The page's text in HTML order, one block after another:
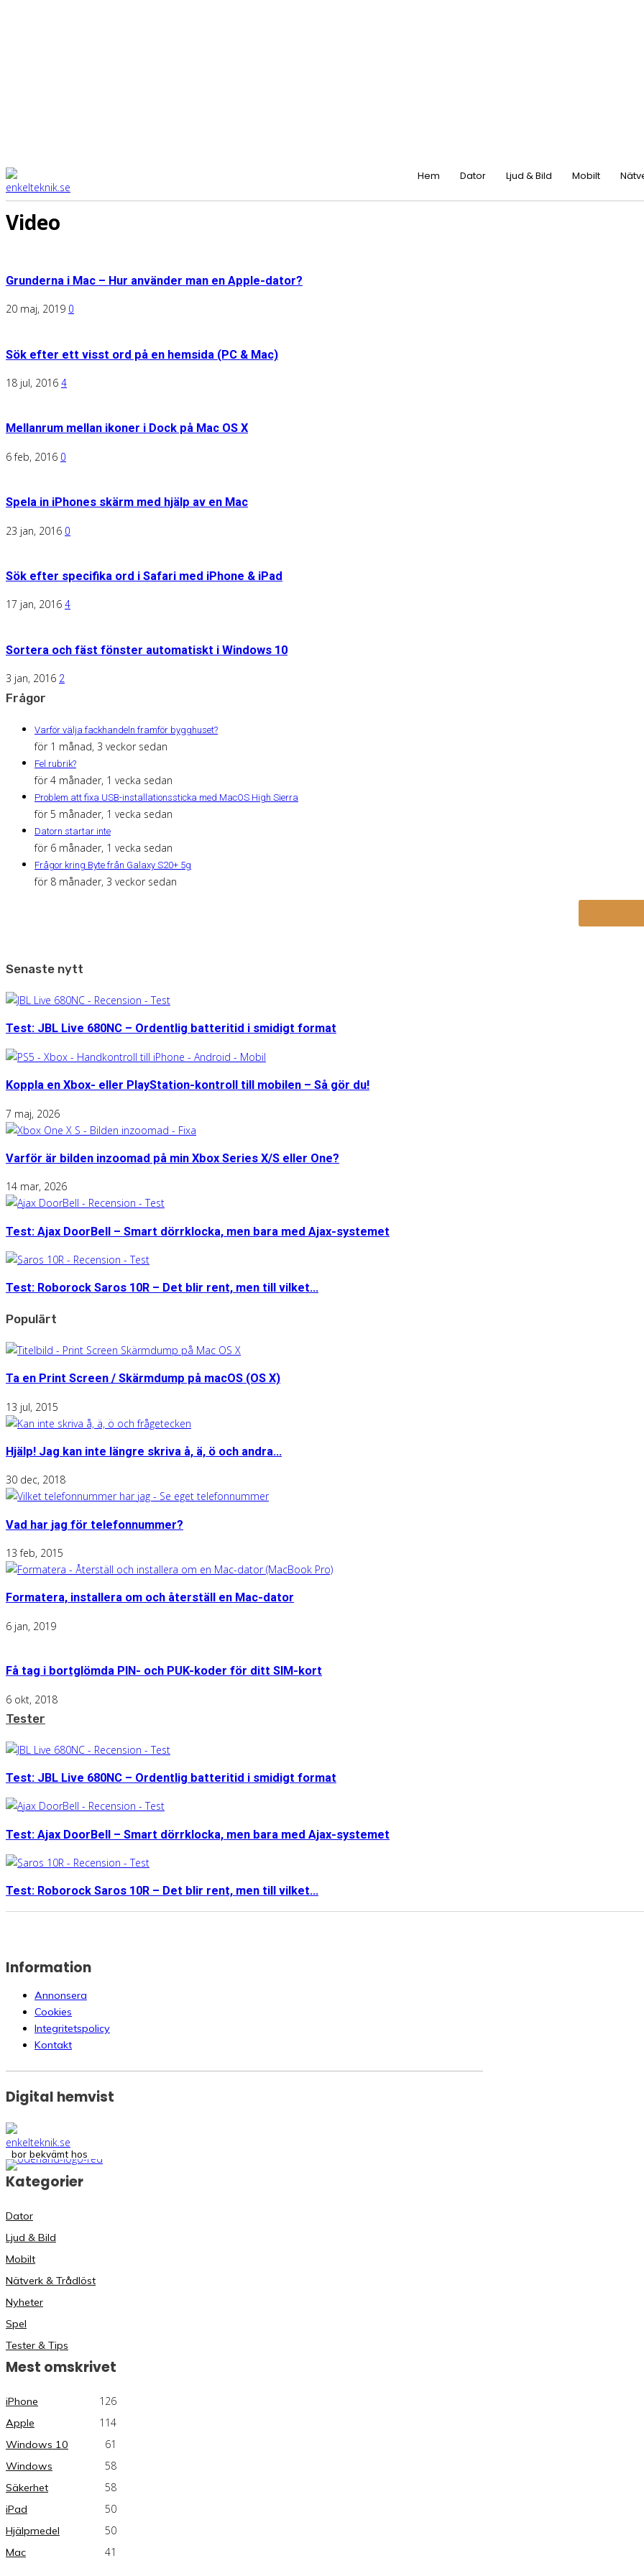
Hem Dator Ljud & Bild Mobilt
Video
Grunderna i Mac – Hur använder man en Apple-dator?
20 maj, 2019 0
Sök efter ett visst ord på en hemsida (PC & Mac)
18 jul, 2016 4
Mellanrum mellan ikoner i Dock på Mac OS X
6 feb, 2016 0
Spela in iPhones skärm med hjälp av en Mac
23 jan, 2016 0
Sök efter specifika ord i Safari med iPhone & iPad
17 jan, 2016 4
Sortera och fäst fönster automatiskt i Windows 10
3 jan, 2016 2
Frågor
Varför välja fackhandeln framför bygghuset?
för 1 månad, 3 veckor sedan
Fel rubrik?
för 4 månader, 1 vecka sedan
Problem att fixa USB-installationssticka med MacOS High Sierra
för 5 månader, 1 vecka sedan
Datorn startar inte
för 6 månader, 1 vecka sedan
Frågor kring Byte från Galaxy S20+ 5g
för 8 månader, 3 veckor sedan
Senaste nytt
Test: JBL Live 680NC – Ordentlig batteritid i smidigt format
Koppla en Xbox- eller PlayStation-kontroll till mobilen – Så gör du!
7 maj, 2026
Varför är bilden inzoomad på min Xbox Series X/S eller One?
14 mar, 2026
Test: Ajax DoorBell – Smart dörrklocka, men bara med Ajax-systemet
Test: Roborock Saros 10R – Det blir rent, men till vilket...
Populärt
Ta en Print Screen / Skärmdump på macOS (OS X)
13 jul, 2015
Hjälp! Jag kan inte längre skriva å, ä, ö och andra...
30 dec, 2018
Vad har jag för telefonnummer?
13 feb, 2015
Formatera, installera om och återställ en Mac-dator
6 jan, 2019
Få tag i bortglömda PIN- och PUK-koder för ditt SIM-kort
6 okt, 2018
Tester
Test: JBL Live 680NC – Ordentlig batteritid i smidigt format
Test: Ajax DoorBell – Smart dörrklocka, men bara med Ajax-systemet
Test: Roborock Saros 10R – Det blir rent, men till vilket...
Information
Annonsera
Cookies
Integritetspolicy
Kontakt
Digital hemvist
bor bekvämt hos
Kategorier
Dator
Ljud & Bild
Mobilt
Nätverk & Trådlöst
Nyheter
Spel
Tester & Tips
Mest omskrivet
iPhone 126
Apple 114
Windows 10 61
Windows 58
Säkerhet 58
iPad 50
Hjälpmedel 50
Mac 41